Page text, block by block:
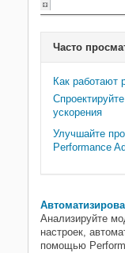
эффективности
Часто
Как работают
ускорения
Улучшайте
Performance
Анализируйте
настроек,
помощью